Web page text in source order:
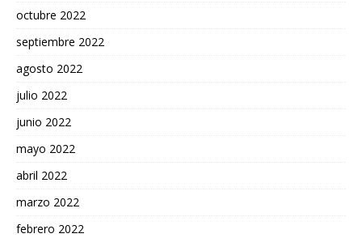
octubre 2022
septiembre 2022
agosto 2022
julio 2022
junio 2022
mayo 2022
abril 2022
marzo 2022
febrero 2022